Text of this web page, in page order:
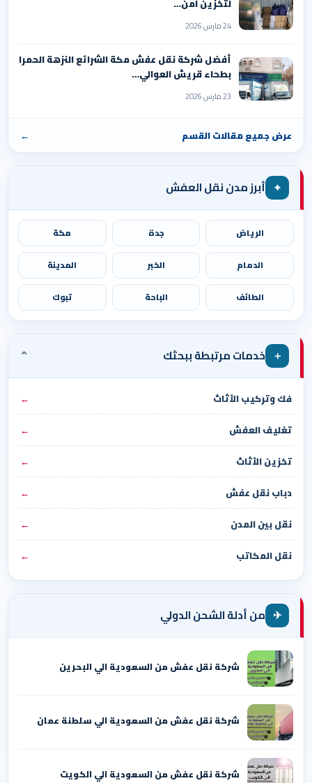
لتخزين آمن…
24 مارس 2026
أفضل شركة نقل عفش مكة الشرائع النزهة الحمرا
بطحاء قريش العوالي…
23 مارس 2026
عرض جميع مقالات القسم ←
⌖ أبرز مدن نقل العفش
الرياض جدة مكة
الدمام الخبر المدينة
الطائف الباحة تبوك
＋ خدمات مرتبطة ببحثك ⌄
فك وتركيب الأثاث
←
تغليف العفش
←
تخزين الأثاث
←
دباب نقل عفش
←
نقل بين المدن
←
نقل المكاتب
←
✈ من أدلة الشحن الدولي
شركة نقل عفش من السعودية الي البحرين
شركة نقل عفش من السعودية الي سلطنة عمان
شركة نقل عفش من السعودية الي الكويت